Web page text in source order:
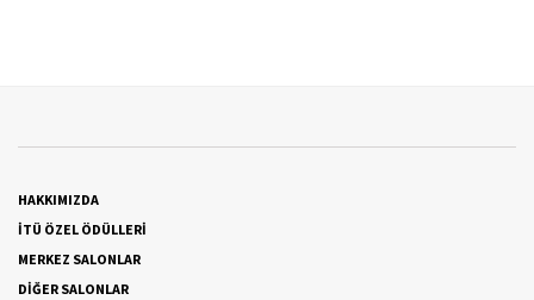
HAKKIMIZDA
İTÜ ÖZEL ÖDÜLLERİ
MERKEZ SALONLAR
DİĞER SALONLAR